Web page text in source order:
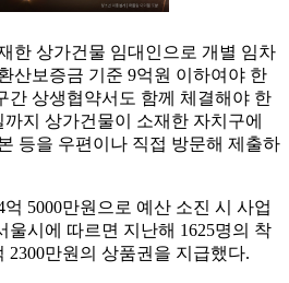
한 상가건물 임대인으로 개별 임차
산보증금 기준 9억원 이하여야 한
간 상생협약서도 함께 체결해야 한
지 상가건물이 소재한 자치구에
등을 우편이나 직접 방문해 제출하
5000만원으로 예산 소진 시 사업
울시에 따르면 지난해 1625명의 착
2300만원의 상품권을 지급했다.